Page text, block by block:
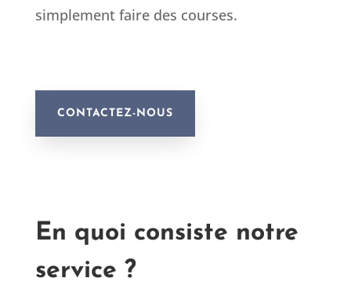
simplement faire des courses.
CONTACTEZ-NOUS
En quoi consiste notre
service ?